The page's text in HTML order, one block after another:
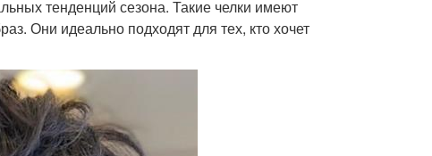
тенденций сезона. Такие челки имеют
Они идеально подходят для тех, кто хочет